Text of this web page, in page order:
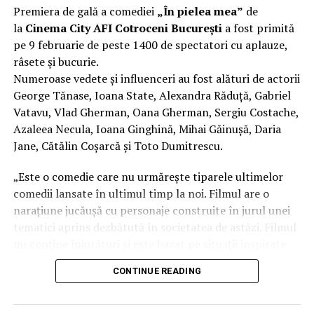
parteAdrian Pădurețu (imagine), Bogdan Ivanovici
(sunet), Anca Miron (scenografie), Francisca Vass
(costume).
O comedie actuală și colorată, filmul„În pielea mea”
are premiera națională pe 10 februarie, distribuit de
T.R.I.B.E. Films.
Mai multe detalii, imagini de la filmări, fragmente din
film și declarații din partea actorilor sunt disponibile pe
paginile social media ale filmului deFacebook,
Instagram,TikTok .
„În Pielea Mea”
este un film produs de: CB MOTION
Producător asociat: MAGNETIC MEDIA PRODUCTIONS;
Producător executiv: Adela Mara.
Premiera de gală a comediei „În pielea mea” de
la Cinema City AFI Cotroceni Bucureștia fost primită
pe 9 februarie de peste 1400 de spectatori cu aplauze,
râsete și bucurie.
Numeroase vedete și influenceri au fost alături de actorii
George Tănase, Ioana State, Alexandra Răduță, Gabriel
Vatavu, Vlad Gherman, Oana Gherman, Sergiu Costache,
Azaleea Necula, Ioana Ginghină, Mihai Găinușă, Daria
Jane, Cătălin Coșarcă și Toto Dumitrescu.
„Este o comedie care nu urmărește tiparele ultimelor
comedii lansate în ultimul timp la noi. Filmul are o
narațiune jucăușă cu personaje construite în jurul unei
tematici aprins dezbătută în societatea de astăzi. Filmul
din viața reală.”, spune regizorul Paul Decu.
Decu, propune spectatorilor o abordare amuzantă a
CONTINUE READING